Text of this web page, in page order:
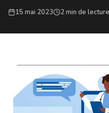
15 mai 2023 2 min de lecture